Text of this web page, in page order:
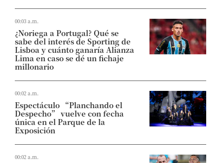
00:03 a.m.
¿Noriega a Portugal? Qué se
sabe del interés de Sporting de
Lisboa y cuánto ganaría Alianza
Lima en caso se dé un fichaje
millonario
00:02 a.m.
Espectáculo “Planchando el
Despecho” vuelve con fecha
única en el Parque de la
Exposición
00:02 a.m.